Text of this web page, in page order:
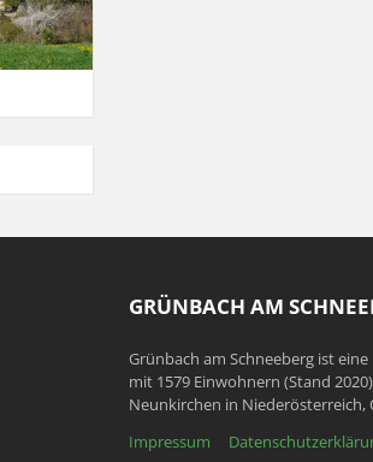
GRÜNBACH AM
Grünbach am Schneeberg ist
mit 1579 Einwohnern (Stand
Neunkirchen in Niederösterreich,
Impressum